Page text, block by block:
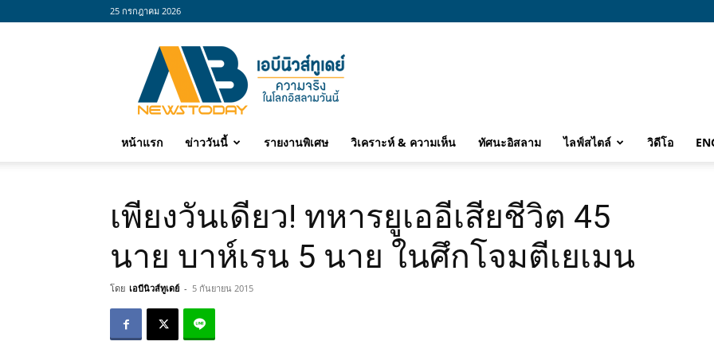
25 กรกฎาคม 2026
abnewstoday
หน้าแรก ข่าววันนี้ รายงานพิเศษ วิเคราะห์ & ความเห็น ทัศนะอิสลาม ไลฟ์สไตล์ วิดีโอ
เพียงวันเดียว! ทหารยูเออีเสียชีวิต 45
นาย บาห์เรน 5 นาย ในศึกโจมตีเยเมน
โดย เอบีนิวส์ทูเดย์ - 5 กันยายน 2015